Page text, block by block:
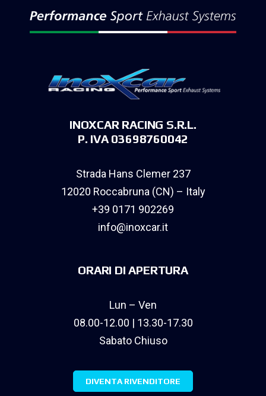
INOXCAR RACING S.R.L.
P. IVA 03698760042
Strada Hans Clemer 237
12020 Roccabruna (CN) – Italy
+39 0171 902269
info@inoxcar.it
ORARI DI APERTURA
Lun – Ven
08.00-12.00 | 13.30-17.30
Sabato Chiuso
DIVENTA RIVENDITORE